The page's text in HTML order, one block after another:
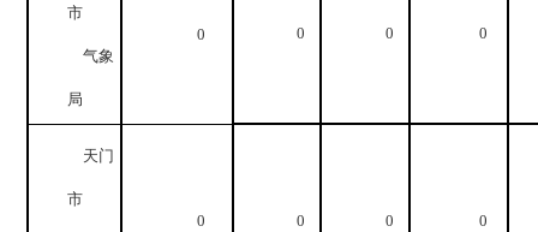
市
气象
局
0 0 0 0
天门
市
0 0 0 0